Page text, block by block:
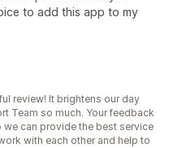
to add this app to my
review! It brightens our day
Team so much. Your feedback
can provide the best service
with each other and help to